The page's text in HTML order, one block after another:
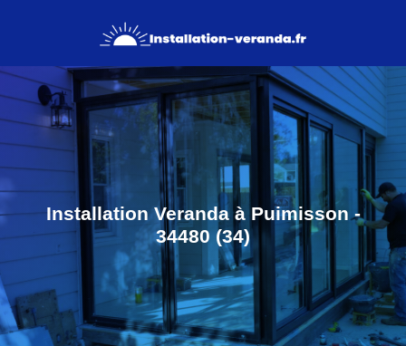
Installation Veranda à Puimisson -
34480 (34)